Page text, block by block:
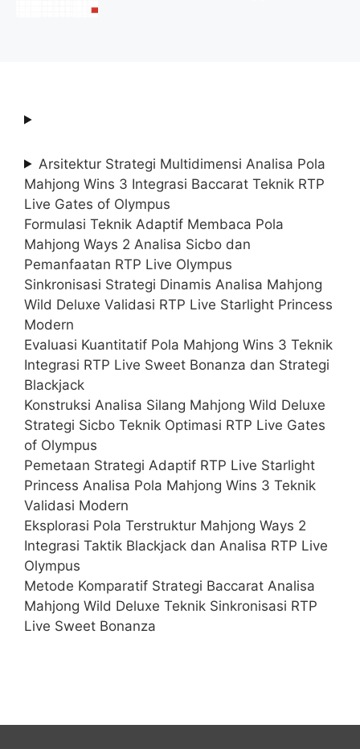
Arsitektur Strategi Multidimensi Analisa Pola
Mahjong Wins 3 Integrasi Baccarat Teknik RTP
Live Gates of Olympus
Formulasi Teknik Adaptif Membaca Pola
Mahjong Ways 2 Analisa Sicbo dan
Pemanfaatan RTP Live Olympus
Sinkronisasi Strategi Dinamis Analisa Mahjong
Wild Deluxe Validasi RTP Live Starlight Princess
Modern
Evaluasi Kuantitatif Pola Mahjong Wins 3 Teknik
Integrasi RTP Live Sweet Bonanza dan Strategi
Blackjack
Konstruksi Analisa Silang Mahjong Wild Deluxe
Strategi Sicbo Teknik Optimasi RTP Live Gates
of Olympus
Pemetaan Strategi Adaptif RTP Live Starlight
Princess Analisa Pola Mahjong Wins 3 Teknik
Validasi Modern
Eksplorasi Pola Terstruktur Mahjong Ways 2
Integrasi Taktik Blackjack dan Analisa RTP Live
Olympus
Metode Komparatif Strategi Baccarat Analisa
Mahjong Wild Deluxe Teknik Sinkronisasi RTP
Live Sweet Bonanza